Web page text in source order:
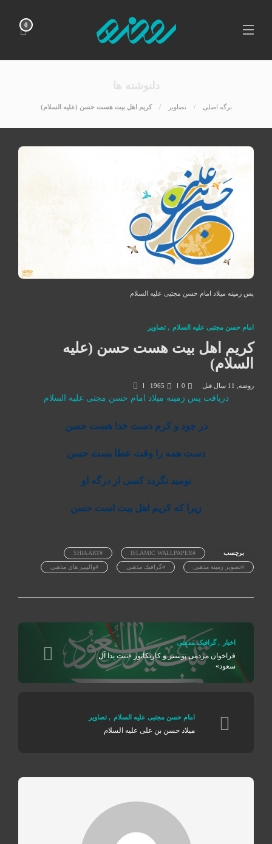
0
دلنوشته ها
برگه اصلی تصاوير کریم اهل بیت هست حسن (علیه السلام)
پس زمینه میلاد امام حسن مجتبی علیه السلام
امام حسن مجتبی علیه السلام , تصاوير
کریم اهل بیت هست حسن (علیه
السلام)
روضه 11 سال قبل 0
1965
دریافت پس زمینه میلاد امام حسن مجتی علیه السلام
در جود و کرم دست خدا هست حسن
دست همه را وقت عطا بست حسن
نومید نگردد کسی از درگه او
زیرا که کریم اهل بیت است حسن
برچسب #ISLAMIC WALLPAPER
#SHIA ART
#تصویر زمینه مذهبی #گرافيك مذهبي #والپيپر هاي مذهبي
اخبار ,گرافیک مذهبی
فراخوان مردمی پوستر و کاریکاتور «تبت یدا آل
سعود»
امام حسن مجتبی علیه السلام , تصاوير
میلاد حسن بن علی علیه السلام